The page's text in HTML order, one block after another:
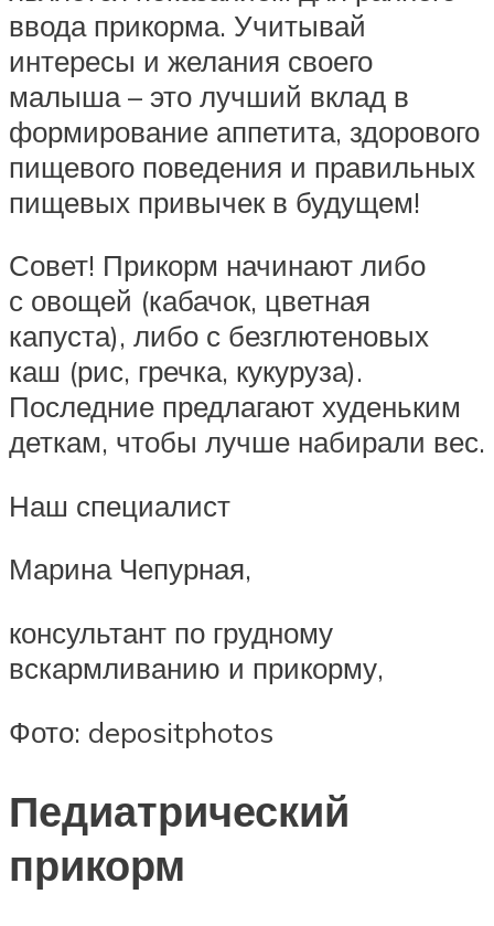
ввода прикорма. Учитывай
интересы и желания своего
малыша – это лучший вклад в
формирование аппетита, здорового
пищевого поведения и правильных
пищевых привычек в будущем!
Совет! Прикорм начинают либо
с овощей (кабачок, цветная
капуста), либо с безглютеновых
каш (рис, гречка, кукуруза).
Последние предлагают худеньким
деткам, чтобы лучше набирали вес.
Наш специалист
Марина Чепурная,
консультант по грудному
вскармливанию и прикорму,
Фото: depositphotos
Педиатрический
прикорм